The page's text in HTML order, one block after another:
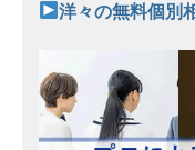
洋々の無料個別